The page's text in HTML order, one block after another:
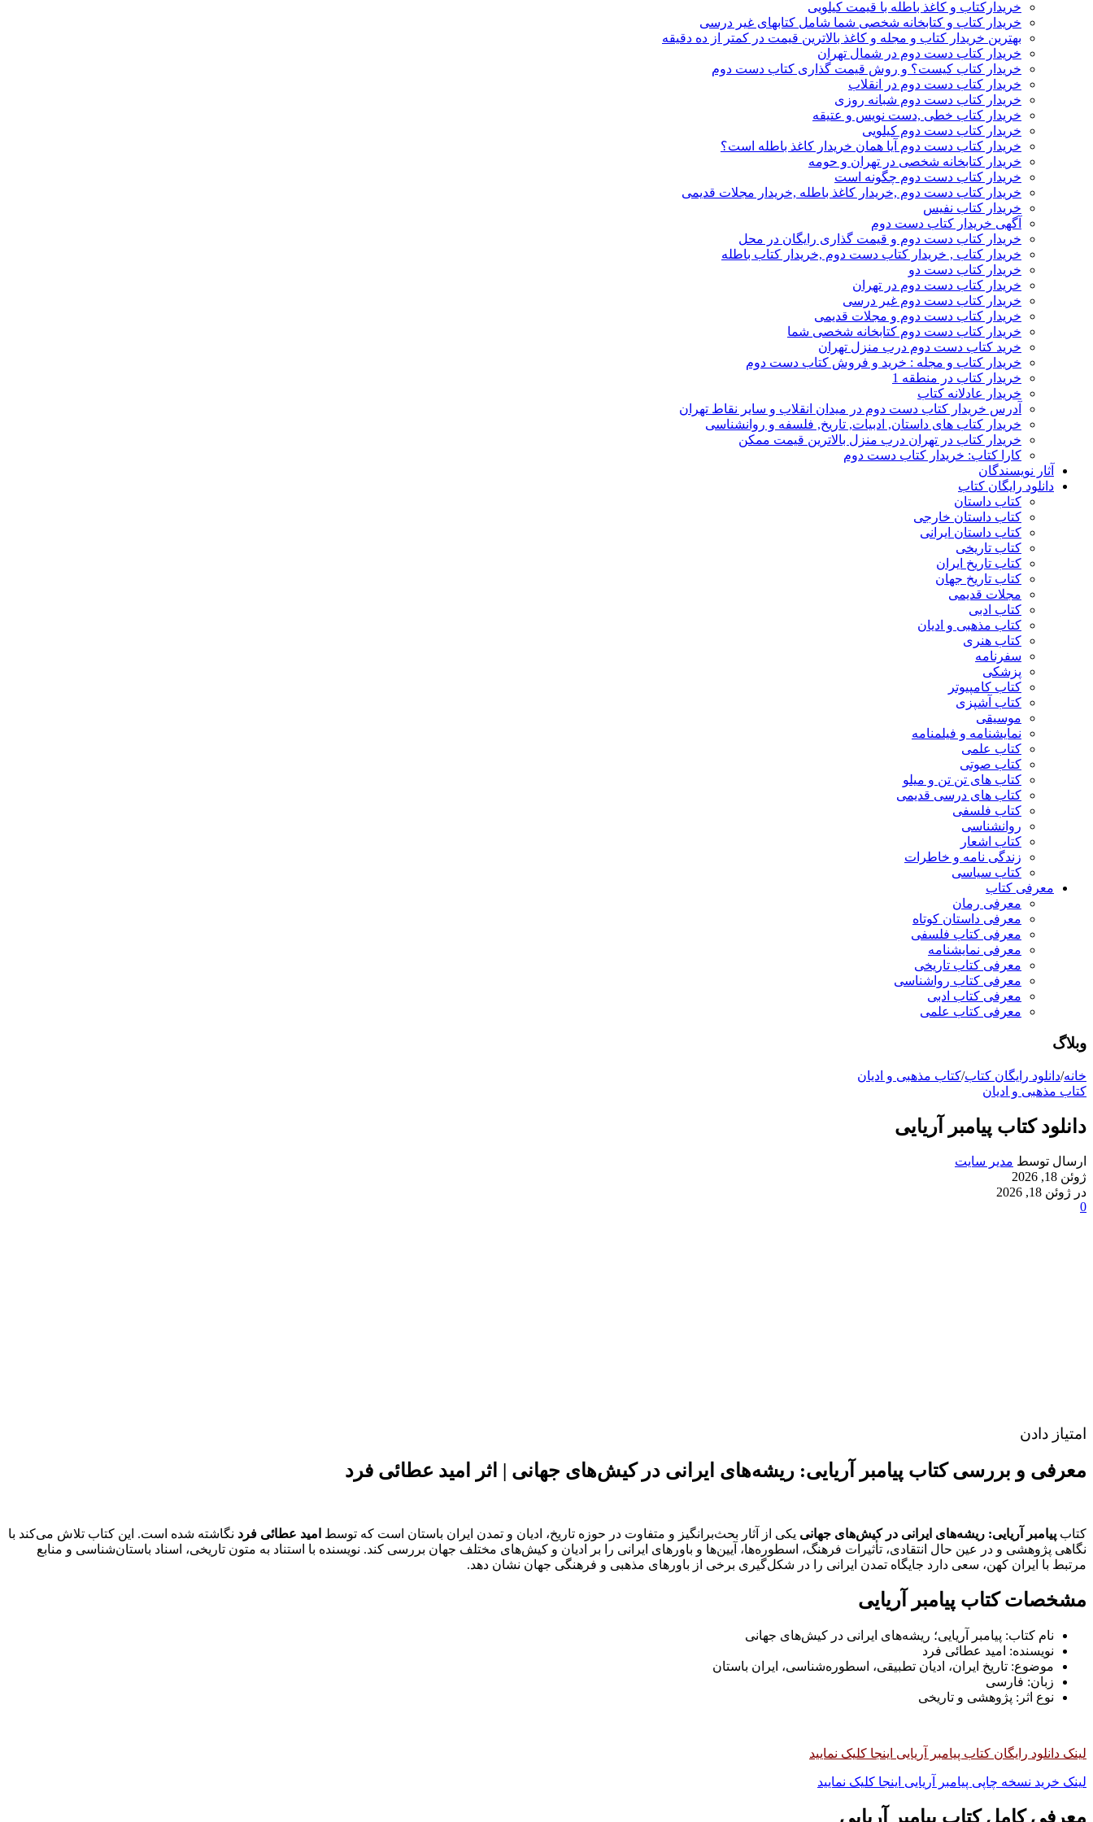
خریدارکتاب و کاغذ باطله با قیمت کیلویی
خریدار کتاب و کتابخانه شخصی شما شامل کتابهای غیر درسی
بهترین خریدار کتاب و مجله و کاغذ بالاترین قیمت در کمتر از ده دقیقه
خریدار کتاب دست دوم در شمال تهران
خریدار کتاب کیست؟ و روش قیمت گذاری کتاب دست دوم
خریدار کتاب دست دوم در انقلاب
خریدار کتاب دست دوم شبانه روزی
خریدار کتاب خطی ,دست نویس و عتیقه
خریدار کتاب دست دوم کیلویی
خریدار کتاب دست دوم آیا همان خریدار کاغذ باطله است؟
خریدار کتابخانه شخصی در تهران و حومه
خریدار کتاب دست دوم چگونه است
خریدار کتاب دست دوم ,خریدار کاغذ باطله ,خریدار مجلات قدیمی
خریدار کتاب نفیس
آگهی خریدار کتاب دست دوم
خریدار کتاب دست دوم و قیمت گذاری رایگان در محل
خریدار کتاب , خریدار کتاب دست دوم ,خریدار کتاب باطله
خریدار کتاب دست دو
خریدار کتاب دست دوم در تهران
خریدار کتاب دست دوم غیر درسی
خریدار کتاب دست دوم و مجلات قدیمی
خریدار کتاب دست دوم کتابخانه شخصی شما
خرید کتاب دست دوم درب منزل تهران
خریدار کتاب و مجله : خرید و فروش کتاب دست دوم
خریدار کتاب در منطقه 1
خریدار عادلانه کتاب
آدرس خریدار کتاب دست دوم در میدان انقلاب و سایر نقاط تهران
خریدار کتاب های داستان, ادبیات, تاریخ, فلسفه و روانشناسی
خریدار کتاب در تهران درب منزل بالاترین قیمت ممکن
کارا کتاب: خریدار کتاب دست دوم
آثار نویسندگان
دانلود رایگان کتاب
کتاب داستان
کتاب داستان خارجی
کتاب داستان ایرانی
کتاب تاریخی
کتاب تاریخ ایران
کتاب تاریخ جهان
مجلات قدیمی
کتاب ادبی
کتاب مذهبی و ادیان
کتاب هنری
سفرنامه
پزشکی
کتاب کامپیوتر
کتاب آشپزی
موسیقی
نمایشنامه و فیلمنامه
کتاب علمی
کتاب صوتی
کتاب های تن تن و میلو
کتاب های درسی قدیمی
کتاب فلسفی
روانشناسی
کتاب اشعار
زندگی نامه و خاطرات
کتاب سیاسی
معرفی کتاب
معرفی رمان
معرفی داستان کوتاه
معرفی کتاب فلسفی
معرفی نمایشنامه
معرفی کتاب تاریخی
معرفی کتاب رواشناسی
معرفی کتاب ادبی
معرفی کتاب علمی
وبلاگ
خانه/دانلود رایگان کتاب/کتاب مذهبی و ادیان
کتاب مذهبی و ادیان
دانلود کتاب پیامبر آریایی
ارسال توسط مدیر سایت
ژوئن 18, 2026
در ژوئن 18, 2026
0
امتیاز دادن
معرفی و بررسی کتاب پیامبر آریایی: ریشه‌های ایرانی در کیش‌های جهانی | اثر امید عطائی فرد
کتاب پیامبر آریایی: ریشه‌های ایرانی در کیش‌های جهانی یکی از آثار بحث‌برانگیز و متفاوت در حوزه تاریخ، ادیان و تمدن ایران باستان است که توسط امید عطائی فرد نگاشته شده است. این کتاب تلاش می‌کند با
نگاهی پژوهشی و در عین حال انتقادی، تأثیرات فرهنگ، اسطوره‌ها، آیین‌ها و باورهای ایرانی را بر ادیان و کیش‌های مختلف جهان بررسی کند. نویسنده با استناد به متون تاریخی، اسناد باستان‌شناسی و منابع
مرتبط با ایران کهن، سعی دارد جایگاه تمدن ایرانی را در شکل‌گیری برخی از باورهای مذهبی و فرهنگی جهان نشان دهد.
مشخصات کتاب پیامبر آریایی
نام کتاب: پیامبر آریایی؛ ریشه‌های ایرانی در کیش‌های جهانی
نویسنده: امید عطائی فرد
موضوع: تاریخ ایران، ادیان تطبیقی، اسطوره‌شناسی، ایران باستان
زبان: فارسی
نوع اثر: پژوهشی و تاریخی
لینک دانلود رایگان کتاب پیامبر آریایی اینجا کلیک نمایید
لینک خرید نسخه چاپی پیامبر آریایی اینجا کلیک نمایید
معرفی کامل کتاب پیامبر آریایی